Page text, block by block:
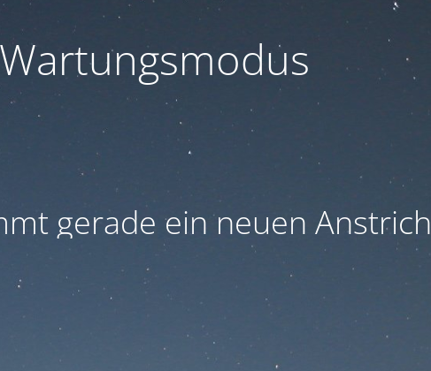
gerade ein neuen Anstrich